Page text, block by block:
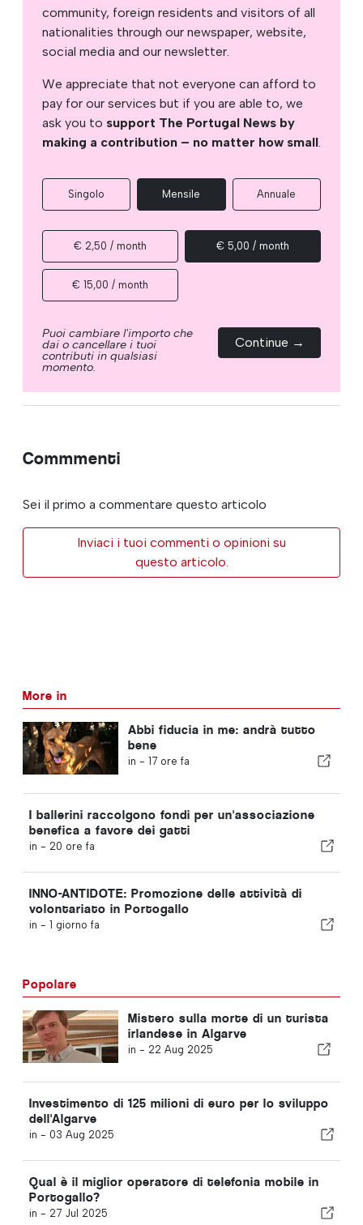
community, foreign residents and visitors of all
nationalities through our newspaper, website,
social media and our newsletter.
We appreciate that not everyone can afford to
pay for our services but if you are able to, we
ask you to support The Portugal News by
making a contribution – no matter how small.
Singolo Mensile Annuale
€ 2,50 / month € 5,00 / month
€ 15,00 / month
Puoi cambiare l'importo che
dai o cancellare i tuoi
contributi in qualsiasi
momento.
Continue →
Commmenti
Sei il primo a commentare questo articolo
Inviaci i tuoi commenti o opinioni su
questo articolo.
More in
Abbi fiducia in me: andrà tutto
bene
in - 17 ore fa
I ballerini raccolgono fondi per un'associazione
benefica a favore dei gatti
in - 20 ore fa
INNO-ANTIDOTE: Promozione delle attività di
volontariato in Portogallo
in - 1 giorno fa
Popolare
Mistero sulla morte di un turista
irlandese in Algarve
in - 22 Aug 2025
Investimento di 125 milioni di euro per lo sviluppo
dell'Algarve
in - 03 Aug 2025
Qual è il miglior operatore di telefonia mobile in
Portogallo?
in - 27 Jul 2025